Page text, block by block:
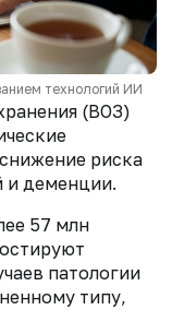
технологий ИИ
(ВОЗ)
риска
и деменции.
57 млн
патологии
типу,